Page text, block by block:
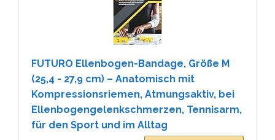
FUTURO Ellenbogen-Bandage, Größe M
(25,4 - 27,9 cm) – Anatomisch mit
Kompressionsriemen, Atmungsaktiv, bei
Ellenbogengelenkschmerzen, Tennisarm,
für den Sport und im Alltag